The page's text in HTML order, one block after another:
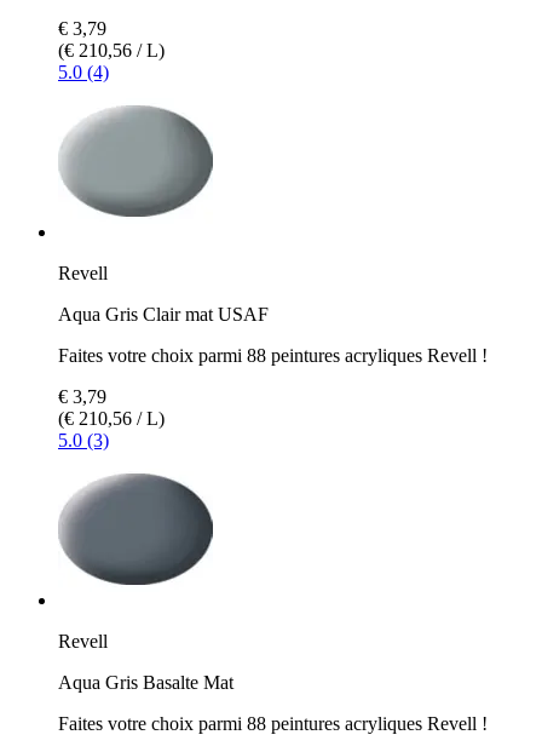
€ 3,79
(€ 210,56 / L)
5.0 (4)
Revell
Aqua Gris Clair mat USAF
Faites votre choix parmi 88 peintures acryliques Revell !
€ 3,79
(€ 210,56 / L)
5.0 (3)
Revell
Aqua Gris Basalte Mat
Faites votre choix parmi 88 peintures acryliques Revell !